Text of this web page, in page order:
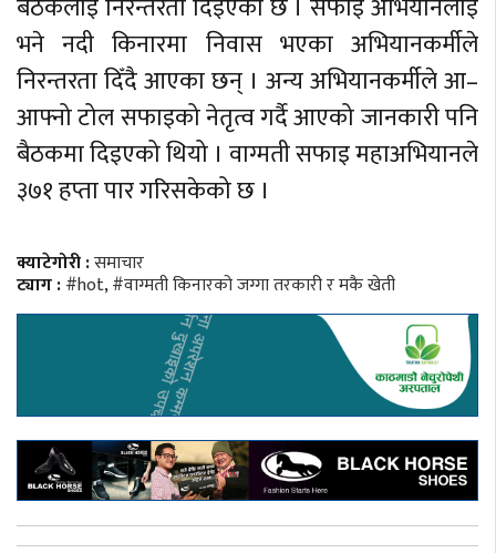
भने नदी किनारमा निवास भएका अभियानकर्मीले
निरन्तरता दिँदै आएका छन् । अन्य अभियानकर्मीले आ–
आफ्नो टोल सफाइको नेतृत्व गर्दै आएको जानकारी पनि
बैठकमा दिइएको थियो । वाग्मती सफाइ महाअभियानले
३७१ हप्ता पार गरिसकेको छ ।
क्याटेगोरी :समाचार
ट्याग :#hot,#वाग्मती किनारको जग्गा तरकारी र मकै खेती